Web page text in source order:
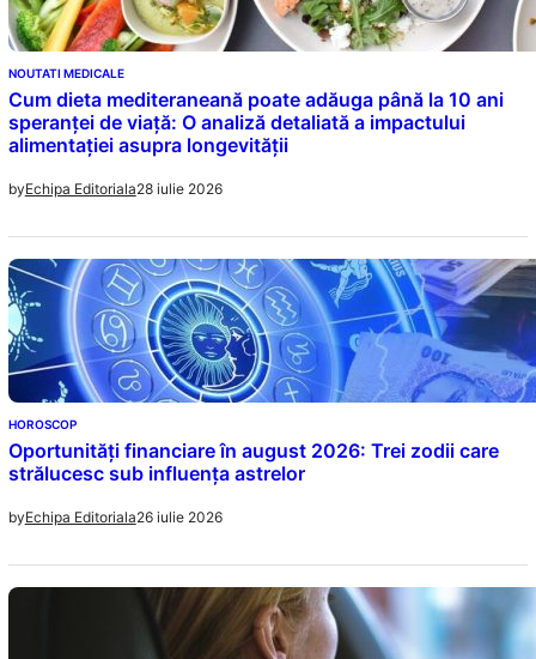
NOUTATI MEDICALE
Cum dieta mediteraneană poate adăuga până la 10 ani
speranței de viață: O analiză detaliată a impactului
alimentației asupra longevității
byEchipa Editoriala28 iulie 2026
HOROSCOP
Oportunități financiare în august 2026: Trei zodii care
strălucesc sub influența astrelor
byEchipa Editoriala26 iulie 2026